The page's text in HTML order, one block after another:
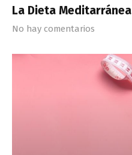
La Dieta Meditarránea
No hay comentarios